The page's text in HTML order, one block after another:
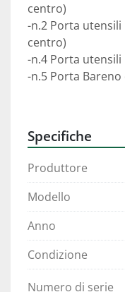
centro)
-n.2 Porta utensili
centro)
-n.4 Porta utensili
-n.5 Porta
-n.2 Porta
-n.10 Boccole
diam. 40
Specifiche
Produttore
Modello
Anno
Condizione
Numero di serie